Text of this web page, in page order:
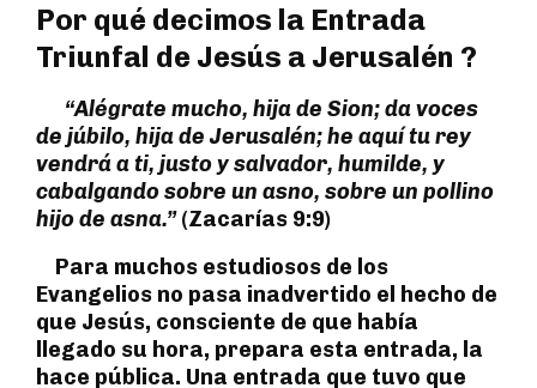
Por qué decimos la Entrada
Triunfal de Jesús a Jerusalén ?
“Alégrate mucho, hija de Sion; da voces
de júbilo, hija de Jerusalén; he aquí tu rey
vendrá a ti, justo y salvador, humilde, y
cabalgando sobre un asno, sobre un pollino
hijo de asna.”(Zacarías 9:9)
Para muchos estudiosos de los
Evangelios no pasa inadvertido el hecho de
que Jesús, consciente de que había
llegado su hora, prepara esta entrada, la
hace pública. Una entrada que tuvo que